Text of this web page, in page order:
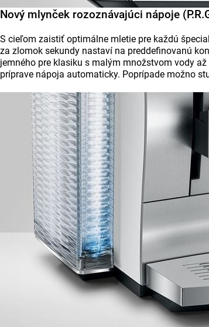
Nový mlynček rozoznávajúci nápoje
S cieľom zaistiť optimálne mletie pre každú
za zlomok sekundy nastaví na preddefinovanú
jemného pre klasiku s malým množstvom vody
príprave nápoja automaticky. Poprípade možno